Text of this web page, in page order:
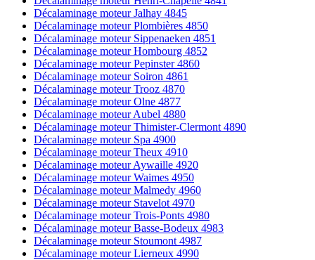
Décalaminage moteur Jalhay 4845
Décalaminage moteur Plombières 4850
Décalaminage moteur Sippenaeken 4851
Décalaminage moteur Hombourg 4852
Décalaminage moteur Pepinster 4860
Décalaminage moteur Soiron 4861
Décalaminage moteur Trooz 4870
Décalaminage moteur Olne 4877
Décalaminage moteur Aubel 4880
Décalaminage moteur Thimister-Clermont 4890
Décalaminage moteur Spa 4900
Décalaminage moteur Theux 4910
Décalaminage moteur Aywaille 4920
Décalaminage moteur Waimes 4950
Décalaminage moteur Malmedy 4960
Décalaminage moteur Stavelot 4970
Décalaminage moteur Trois-Ponts 4980
Décalaminage moteur Basse-Bodeux 4983
Décalaminage moteur Stoumont 4987
Décalaminage moteur Lierneux 4990